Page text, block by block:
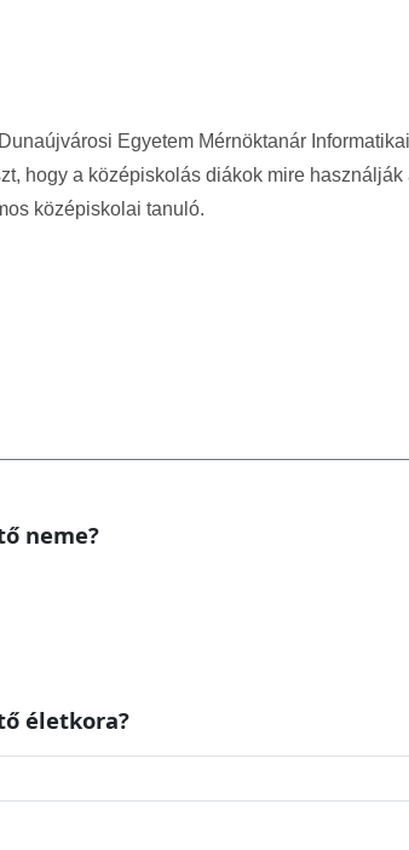
Egyetem Mérnöktanár
hogy a középiskolás diákok mire
középiskolai tanuló.
neme?
életkora?